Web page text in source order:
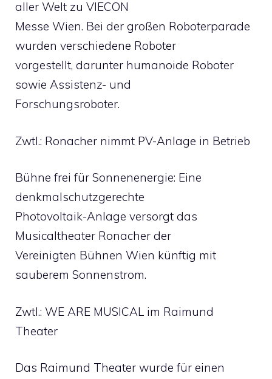
aller Welt zu VIECON
Messe Wien. Bei der großen Roboterparade
wurden verschiedene Roboter
vorgestellt, darunter humanoide Roboter
sowie Assistenz- und
Forschungsroboter.
Zwtl.: Ronacher nimmt PV-Anlage in Betrieb
Bühne frei für Sonnenenergie: Eine
denkmalschutzgerechte
Photovoltaik-Anlage versorgt das
Musicaltheater Ronacher der
Vereinigten Bühnen Wien künftig mit
sauberem Sonnenstrom.
Zwtl.: WE ARE MUSICAL im Raimund
Theater
Das Raimund Theater wurde für einen